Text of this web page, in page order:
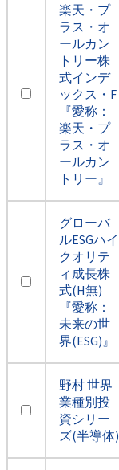
楽天・プ
ラス・オ
ールカン
トリー株
式インデ
ックス・F
『愛称：
楽天・プ
ラス・オ
ールカン
トリー』
グローバ
ルESGハイ
クオリテ
ィ成長株
式(H無)
『愛称：
未来の世
界(ESG)』
野村 世界
業種別投
資シリー
ズ(半導体)